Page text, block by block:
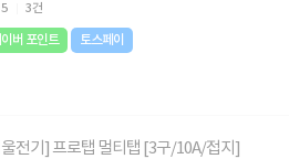
5 3건
버 포인트 토스페이
전기] 프로탭 멀티탭 [3구/10A/접지]